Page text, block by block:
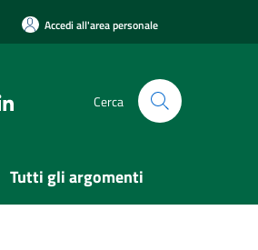
Accedi all'area personale
Cerca
Tutti gli argomenti